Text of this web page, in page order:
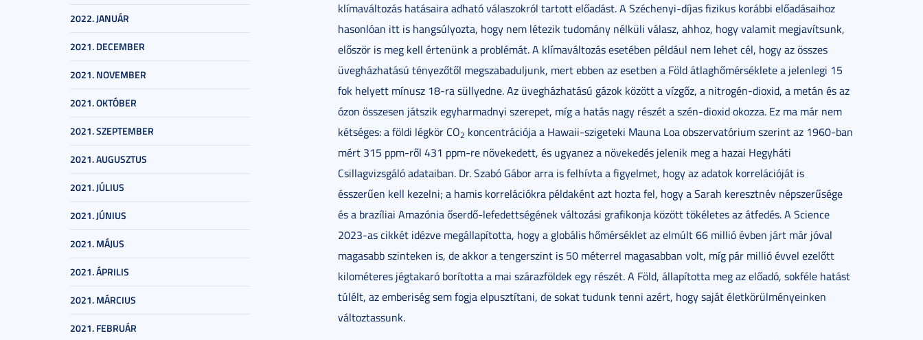
2022. JANUÁR
2021. DECEMBER
2021. NOVEMBER
2021. OKTÓBER
2021. SZEPTEMBER
2021. AUGUSZTUS
2021. JÚLIUS
2021. JÚNIUS
2021. MÁJUS
2021. ÁPRILIS
2021. MÁRCIUS
2021. FEBRUÁR
klímaváltozás hatásaira adható válaszokról tartott előadást. A Széchenyi-díjas fizikus korábbi előadásaihoz
hasonlóan itt is hangsúlyozta, hogy nem létezik tudomány nélküli válasz, ahhoz, hogy valamit megjavítsunk,
először is meg kell értenünk a problémát. A klímaváltozás esetében például nem lehet cél, hogy az összes
üvegházhatású tényezőtől megszabaduljunk, mert ebben az esetben a Föld átlaghőmérséklete a jelenlegi 15
fok helyett mínusz 18-ra süllyedne. Az üvegházhatású gázok között a vízgőz, a nitrogén-dioxid, a metán és az
ózon összesen játszik egyharmadnyi szerepet, míg a hatás nagy részét a szén-dioxid okozza. Ez ma már nem
kétséges: a földi légkör CO2 koncentrációja a Hawaii-szigeteki Mauna Loa obszervatórium szerint az 1960-ban
mért 315 ppm-ről 431 ppm-re növekedett, és ugyanez a növekedés jelenik meg a hazai Hegyháti
Csillagvizsgáló adataiban. Dr. Szabó Gábor arra is felhívta a figyelmet, hogy az adatok korrelációját is
ésszerűen kell kezelni; a hamis korrelációkra példaként azt hozta fel, hogy a Sarah keresztnév népszerűsége
és a brazíliai Amazónia őserdő-lefedettségének változási grafikonja között tökéletes az átfedés. A Science
2023-as cikkét idézve megállapította, hogy a globális hőmérséklet az elmúlt 66 millió évben járt már jóval
magasabb szinteken is, de akkor a tengerszint is 50 méterrel magasabban volt, míg pár millió évvel ezelőtt
kilométeres jégtakaró borította a mai szárazföldek egy részét. A Föld, állapította meg az előadó, sokféle hatást
túlélt, az emberiség sem fogja elpusztítani, de sokat tudunk tenni azért, hogy saját életkörülményeinken
változtassunk.